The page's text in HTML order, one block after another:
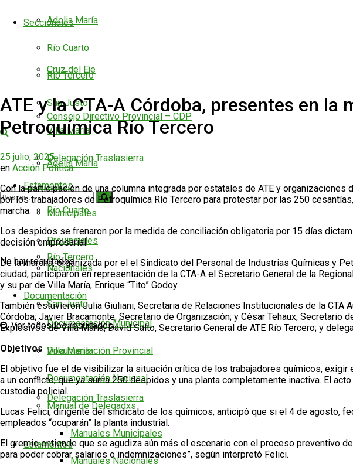
Adelia María
Río Cuarto
Río Tercero
San Justo
Villa María
Delegación Traslasierra
Estamentos
Municipales
Provinciales
Nacionales
Documentación
Documentación Municipal
Documentación Provincial
Documentación Nacional
Manual de Delegadxs
Manuales Municipales
Manuales Nacionales
Seccionales
Cruz del Eje
Consejo Directivo Provincial – CDP
Adelia María
Río Cuarto
Río Tercero
San Justo
Villa María
Delegación Traslasierra
Estamentos
No hay resultados
Ver todos los resultados
ATE y la CTA-A Córdoba, presentes en
Petroquímica Río Tercero
25 julio, 2025
en Acción Política
Con la participación de una columna integrada por estatales de ATE y
por los trabajadores de Petroquímica Río Tercero para protestar por las 250
marcha.
Los despidos se frenaron por la medida de conciliación obligatoria por 15 días
decisión empresarial.
De la marcha, organizada por el el Sindicato del Personal de Industrias Químicas y
ciudad, participaron en representación de la CTA-A el Secretario General de la
y su par de Villa María, Enrique “Tito” Godoy.
También estuvieron Julia Giuliani, Secretaria de Relaciones Institucionales de la CTA
Córdoba; Javier Bracamonte, Secretario de Organización; y César Tehaux,
Explosivos de Villa María; David Salto, Secretario General de ATE Río Tercero; y
Objetivos
El objetivo fue el de visibilizar la situación crítica de los trabajadores químicos,
a un conflicto, que ya suma 250 despidos y una planta completamente inactiva. El
custodia policial.
Lucas Felici, dirigente del sindicato de los químicos, anticipó que si el 4 de agosto,
empleados “ocuparán” la planta industrial.
El gremio entiende que se agudiza aún más el escenario con el proceso preventivo
para poder cobrar salarios o indemnizaciones”, según interpretó Felici.